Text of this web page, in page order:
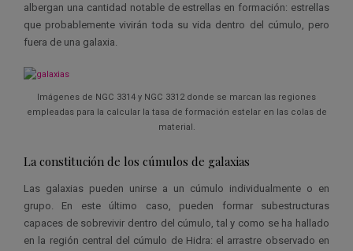
albergan una cantidad notable de estrellas en formación: estrellas
que probablemente vivirán toda su vida dentro del cúmulo, pero
fuera de una galaxia.
Imágenes de NGC 3314 y NGC 3312 donde se marcan las regiones
empleadas para la calcular la tasa de formación estelar en las colas de
material.
La constitución de los cúmulos de galaxias
Las galaxias pueden unirse a un cúmulo individualmente o en
grupo. En este último caso, pueden formar subestructuras
capaces de sobrevivir dentro del cúmulo, tal y como se ha hallado
en la región central del cúmulo de Hidra: el arrastre observado en